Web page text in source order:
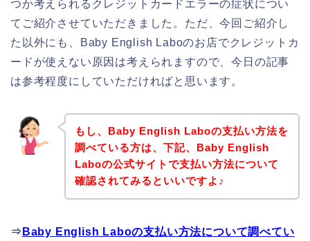
つか考えられるクレジットカードエラーの症状につい
てご紹介させていただきました。ただ、今回ご紹介し
た以外にも、Baby English Laboのお店でクレジットカ
ードが使えない原因は考えられますので、今日の記事
は参考程度にしていただければと思います。
もし、Baby English Laboの支払い方法を
調べている方は、下記、Baby English
Laboの公式サイトで支払い方法について
確認されてみるといいですよ♪
⇒ Baby English Laboの支払い方法について調べてい